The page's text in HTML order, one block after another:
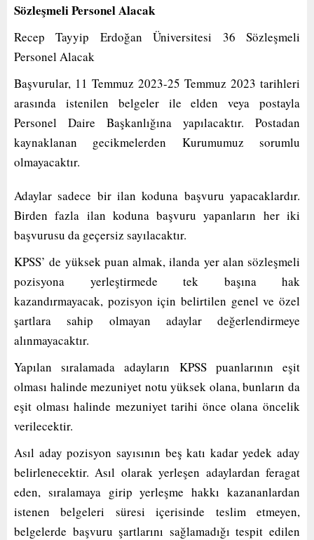
Sözleşmeli Personel Alacak
Recep Tayyip Erdoğan Üniversitesi 36 Sözleşmeli
Personel Alacak
Başvurular, 11 Temmuz 2023-25 Temmuz 2023 tarihleri
arasında istenilen belgeler ile elden veya postayla
Personel Daire Başkanlığına yapılacaktır. Postadan
kaynaklanan gecikmelerden Kurumumuz sorumlu
olmayacaktır.
Adaylar sadece bir ilan koduna başvuru yapacaklardır.
Birden fazla ilan koduna başvuru yapanların her iki
başvurusu da geçersiz sayılacaktır.
KPSS’ de yüksek puan almak, ilanda yer alan sözleşmeli
pozisyona yerleştirmede tek başına hak
kazandırmayacak, pozisyon için belirtilen genel ve özel
şartlara sahip olmayan adaylar değerlendirmeye
alınmayacaktır.
Yapılan sıralamada adayların KPSS puanlarının eşit
olması halinde mezuniyet notu yüksek olana, bunların da
eşit olması halinde mezuniyet tarihi önce olana öncelik
verilecektir.
Asıl aday pozisyon sayısının beş katı kadar yedek aday
belirlenecektir. Asıl olarak yerleşen adaylardan feragat
eden, sıralamaya girip yerleşme hakkı kazananlardan
istenen belgeleri süresi içerisinde teslim etmeyen,
belgelerde başvuru şartlarını sağlamadığı tespit edilen